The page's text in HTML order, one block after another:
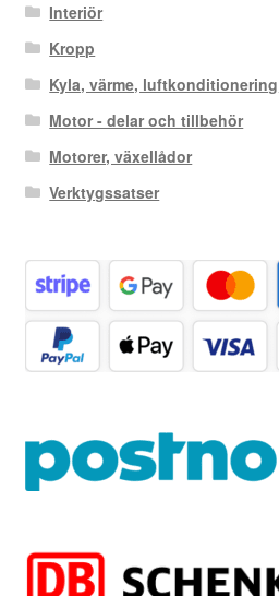
Interiör
Kropp
Kyla, värme, luftkonditionering
Motor - delar och tillbehör
Motorer, växellådor
Verktygssatser